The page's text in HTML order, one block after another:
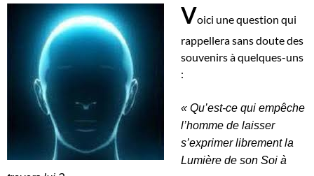
Voici une question qui
rappellera sans doute des
souvenirs à quelques-uns
:
« Qu’est-ce qui empêche
l’homme de laisser
s’exprimer librement la
Lumière de son Soi à